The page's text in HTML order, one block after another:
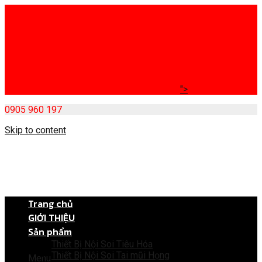
">
0905 960 197
Skip to content
Menu
Trang chủ
GIỚI THIỆU
Sản phẩm
Thiết Bị Nội Soi Tiêu Hóa
Thiết Bị Nội Soi Tai mũi Họng